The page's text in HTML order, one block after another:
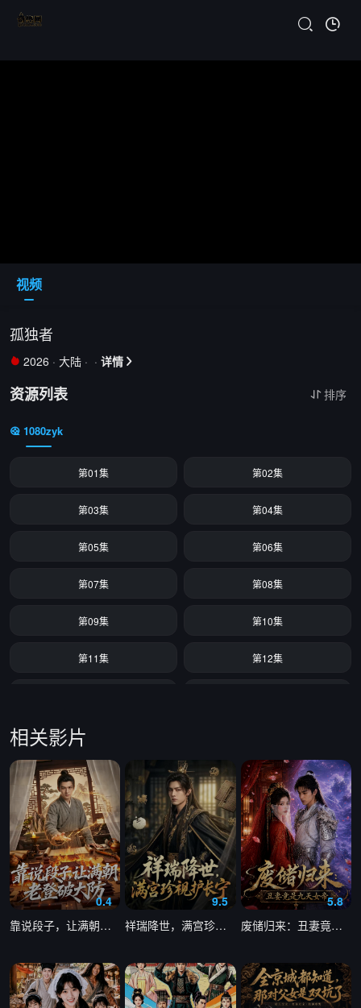
视频
孤独者
 2026 · 大陆 · · 详情 
资源列表  排序
1080zyk
第01集 第02集
第03集 第04集
第05集 第06集
第07集 第08集
第09集 第10集
第11集 第12集
第15集
第17集 第18集
第19集 第20集
第21集 第22集
第23集 第24集
第25集 第26集
第29集 第30集
相关影片
0.4
靠说段子，让满朝老登大破大防
9.5
祥瑞降世，满宫珍视护长宁
5.8
废储归来：丑妻竟是九天女帝